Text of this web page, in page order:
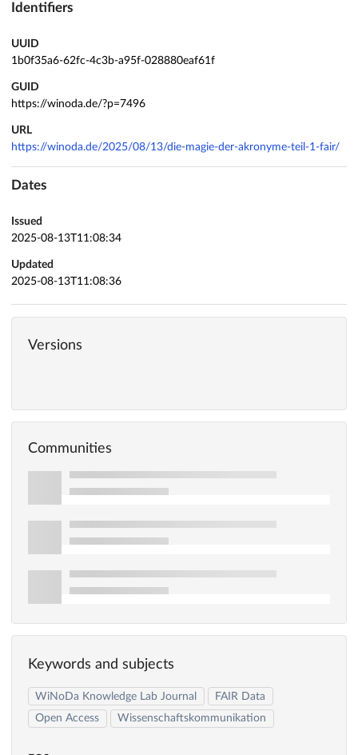
Identifiers
UUID
1b0f35a6-62fc-4c3b-a95f-028880eaf61f
GUID
https://winoda.de/?p=7496
URL
https://winoda.de/2025/08/13/die-magie-der-akronyme-teil-1-fair/
Dates
Issued
2025-08-13T11:08:34
Updated
2025-08-13T11:08:36
Versions
Communities
Keywords and subjects
WiNoDa Knowledge Lab Journal
FAIR Data
Open Access
Wissenschaftskommunikation